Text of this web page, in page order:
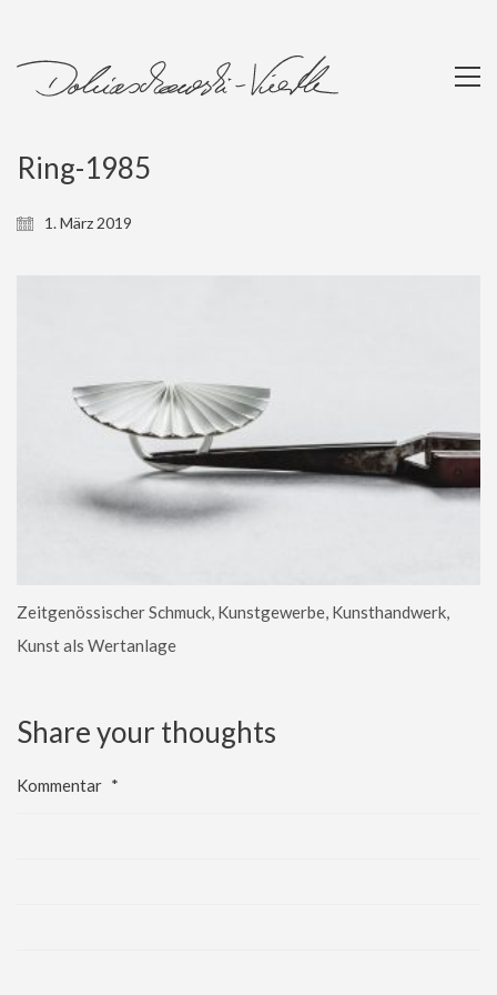
Ring-1985
1. März 2019
Zeitgenössischer Schmuck, Kunstgewerbe, Kunsthandwerk,
Kunst als Wertanlage
Share your thoughts
Kommentar *